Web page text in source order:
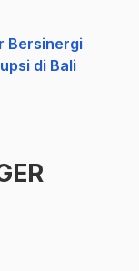
Bersinergi
di Bali